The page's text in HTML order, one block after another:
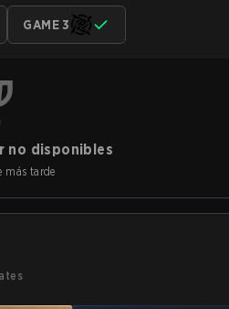
GAME 3
no disponibles
más tarde